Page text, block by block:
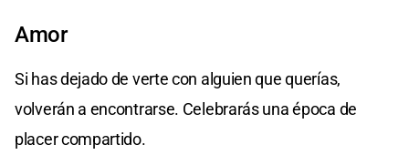
Amor
Si has dejado de verte con alguien que querías,
volverán a encontrarse. Celebrarás una época de
placer compartido.